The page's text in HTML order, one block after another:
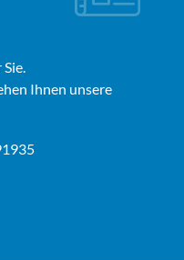
Ihnen unsere